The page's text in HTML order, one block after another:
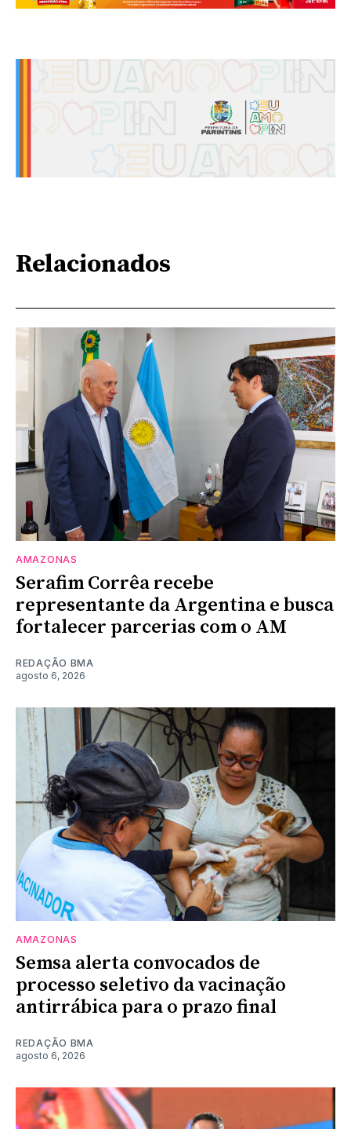
Relacionados
AMAZONAS
Serafim Corrêa recebe
representante da Argentina e busca
fortalecer parcerias com o AM
REDAÇÃO BMA
agosto 6, 2026
AMAZONAS
Semsa alerta convocados de
processo seletivo da vacinação
antirrábica para o prazo final
REDAÇÃO BMA
agosto 6, 2026